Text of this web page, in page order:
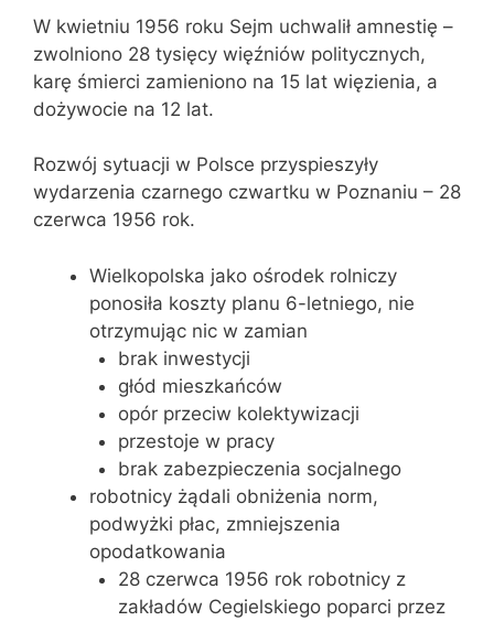
W kwietniu 1956 roku Sejm uchwalił amnestię –
zwolniono 28 tysięcy więźniów politycznych,
karę śmierci zamieniono na 15 lat więzienia, a
dożywocie na 12 lat.
Rozwój sytuacji w Polsce przyspieszyły
wydarzenia czarnego czwartku w Poznaniu – 28
czerwca 1956 rok.
Wielkopolska jako ośrodek rolniczy
ponosiła koszty planu 6-letniego, nie
otrzymując nic w zamian
brak inwestycji
głód mieszkańców
opór przeciw kolektywizacji
przestoje w pracy
brak zabezpieczenia socjalnego
robotnicy żądali obniżenia norm,
podwyżki płac, zmniejszenia
opodatkowania
28 czerwca 1956 rok robotnicy z
zakładów Cegielskiego poparci przez